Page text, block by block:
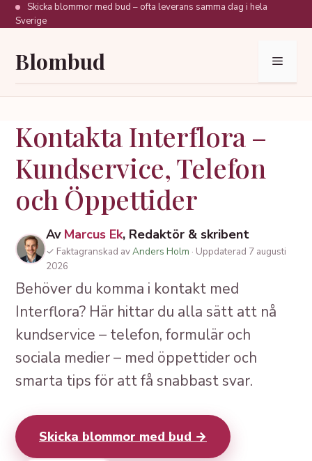
Hoppa
till
Skicka blommor med bud – ofta leverans samma dag i hela
Sverige
Blombud Meny
Kontakta Interflora –
Kundservice, Telefon
och Öppettider
Av Marcus Ek, Redaktör & skribent
✓ Faktagranskad avAnders Holm · Uppdaterad 7 augusti
2026
Behöver du komma i kontakt med
Interflora? Här hittar du alla sätt att nå
kundservice – telefon, formulär och
sociala medier – med öppettider och
smarta tips för att få snabbast svar.
Skicka blommor med bud →